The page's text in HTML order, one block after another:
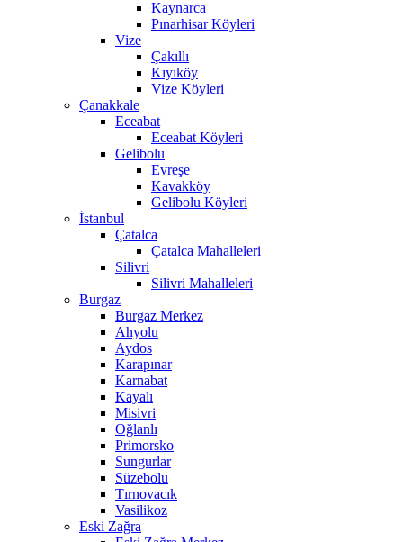
Kaynarca
Pınarhisar Köyleri
Vize
Çakıllı
Kıyıköy
Vize Köyleri
Çanakkale
Eceabat
Eceabat Köyleri
Gelibolu
Evreşe
Kavakköy
Gelibolu Köyleri
İstanbul
Çatalca
Çatalca Mahalleleri
Silivri
Silivri Mahalleleri
Burgaz
Burgaz Merkez
Ahyolu
Aydos
Karapınar
Karnabat
Kayalı
Misivri
Oğlanlı
Primorsko
Sungurlar
Süzebolu
Tırnovacık
Vasilikoz
Eski Zağra